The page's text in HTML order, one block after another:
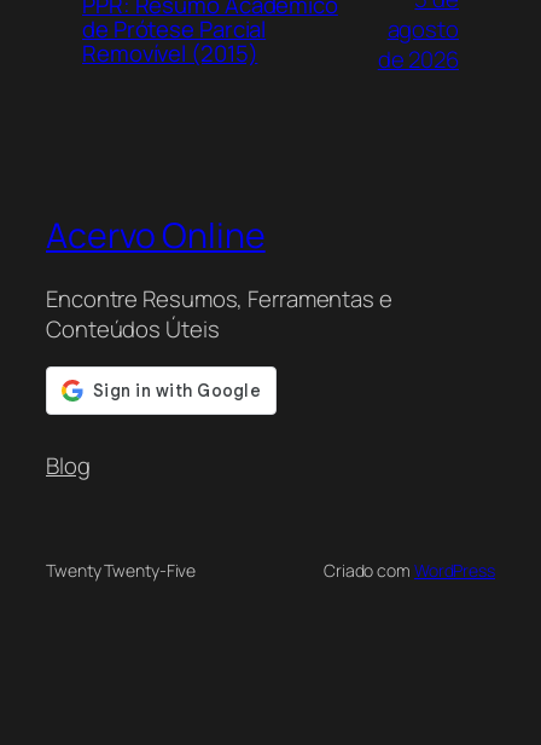
de Prótese Parcial
Removível (2015)
agosto
de 2026
Acervo Online
Encontre Resumos, Ferramentas e
Conteúdos Úteis
Blog
Twenty Twenty-Five Criado com WordPress